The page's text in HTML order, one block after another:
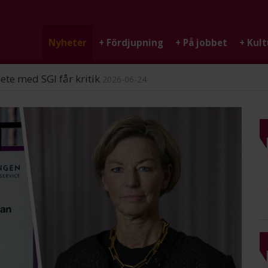
Nyheter + Fördjupning + På jobbet +
2026-06-25